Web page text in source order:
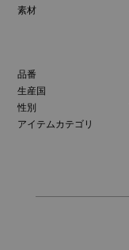
素材
品番
生産国
性別
アイテムカテゴリ